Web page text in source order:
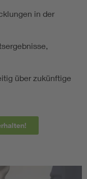
in der
über zukünftige